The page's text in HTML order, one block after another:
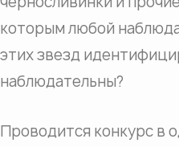
которым любой
этих звезд
наблюдательны?
Проводится конкурс в